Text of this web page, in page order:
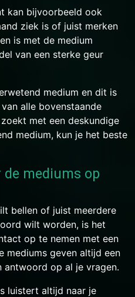
kan bijvoorbeeld ook
ziek is of juist merken
is met de medium
van een sterke geur
medium en dit is
alle bovenstaande
met een deskundige
medium, kun je het beste
de mediums op
bellen of juist meerdere
wilt worden, is het
op te nemen met een
mediums geven altijd een
antwoord op al je vragen.
luistert altijd naar je